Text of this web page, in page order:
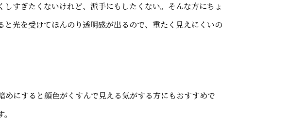
すぎたくないけれど、派手にもしたくない。そんな方にちょ
光を受けてほんのり透明感が出るので、重たく見えにくいの
にすると顔色がくすんで見える気がする方にもおすすめで